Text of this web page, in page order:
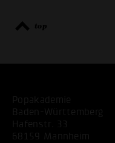
top
Popakademie
Baden-Württemberg
Hafenstr. 33
68159 Mannheim